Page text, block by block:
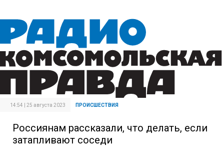
14:54 | 25 августа 2023 ПРОИСШЕСТВИЯ
Россиянам рассказали, что делать, если
затапливают соседи